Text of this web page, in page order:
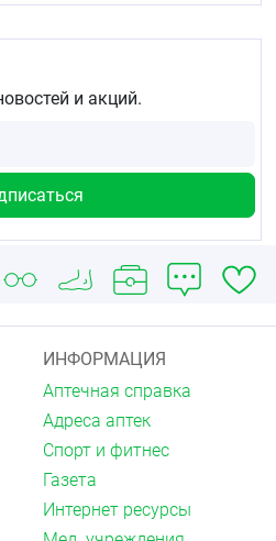
и акций.
ИНФОРМАЦИЯ
Аптечная справка
Адреса аптек
Спорт и фитнес
Газета
Интернет ресурсы